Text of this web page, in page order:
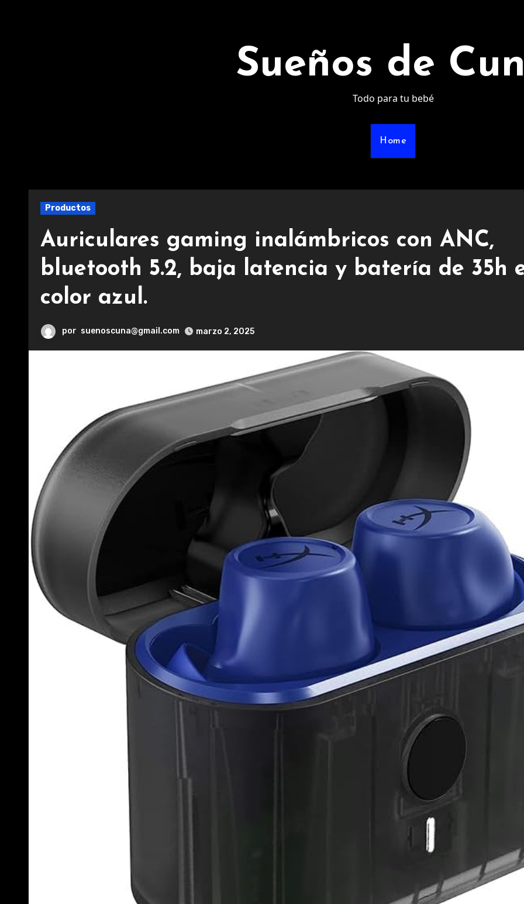
Sueños de
Todo para tu bebé
Home
Productos
Auriculares gaming inalámbricos con ANC,
bluetooth 5.2, baja latencia y batería de 35h
color azul.
por suenoscuna@gmail.com marzo 2, 2025